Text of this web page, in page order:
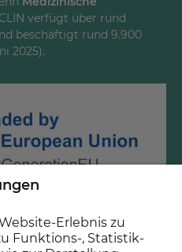
verfügt über rund
beschäftigt rund 9.900
2025).
und des Landes